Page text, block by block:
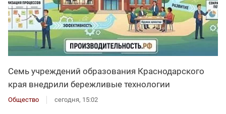
Семь учреждений образования Краснодарского
края внедрили бережливые технологии
Общество сегодня, 15:02